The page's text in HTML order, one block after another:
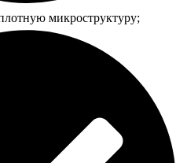
микроструктуру;